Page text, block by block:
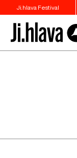
Ji.hlava Festival